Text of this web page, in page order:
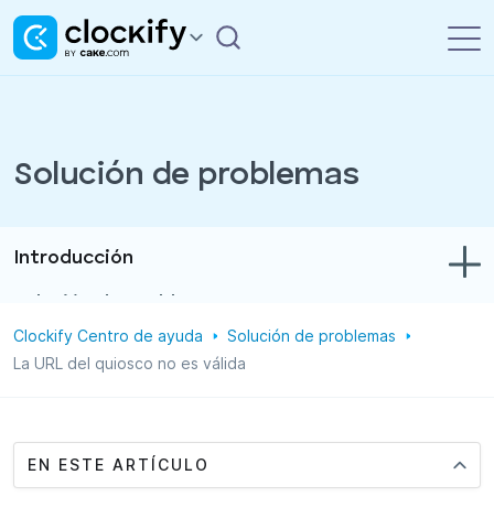
Solución de problemas
Introducción
Control de tiempo y gastos
Proyectos
Administración
Clockify Centro de ayuda
Solución de problemas
La URL del quiosco no es válida
EN ESTE ARTÍCULO